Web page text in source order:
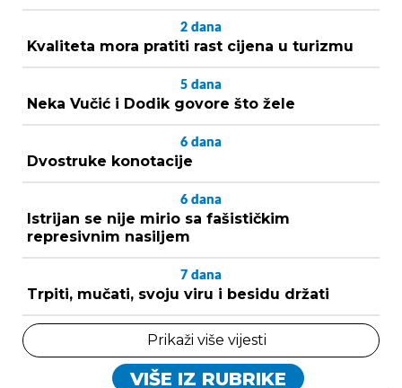
2 dana
Kvaliteta mora pratiti rast cijena u turizmu
5 dana
Neka Vučić i Dodik govore što žele
6 dana
Dvostruke konotacije
6 dana
Istrijan se nije mirio sa fašističkim
represivnim nasiljem
7 dana
Trpiti, mučati, svoju viru i besidu držati
Prikaži više vijesti
VIŠE IZ RUBRIKE